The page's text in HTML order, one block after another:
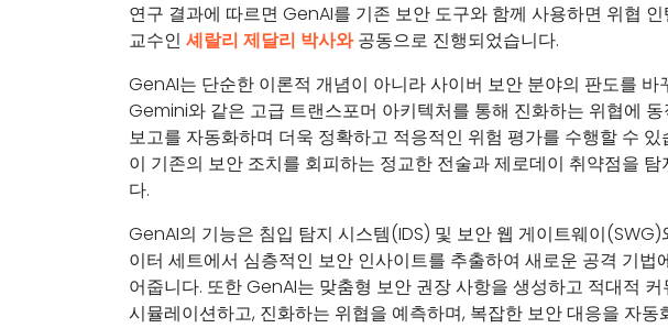
연구 결과에 따르면 GenAI를 기존 보안 도구와 함께 사용하면 위협
교수인 셰랄리 제달리 박사와공동으로 진행되었습니다.
GenAI는 단순한 이론적 개념이 아니라 사이버 보안 분야의 판도를
Gemini와 같은 고급 트랜스포머 아키텍처를 통해 진화하는 위협에
보고를 자동화하며 더욱 정확하고 적응적인 위험 평가를 수행할 수
이 기존의 보안 조치를 회피하는 정교한 전술과 제로데이 취약점을
다.
GenAI의 기능은 침입 탐지 시스템(IDS) 및 보안 웹 게이트웨이
이터 세트에서 심층적인 보안 인사이트를 추출하여 새로운 공격 기
어줍니다. 또한 GenAI는 맞춤형 보안 권장 사항을 생성하고 적대적
시뮬레이션하고, 진화하는 위협을 예측하며, 복잡한 보안 대응을 자